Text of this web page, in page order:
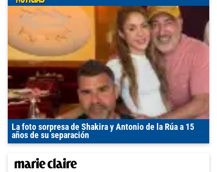
La foto sorpresa de Shakira y Antonio de la Rúa a 15
años de su separación